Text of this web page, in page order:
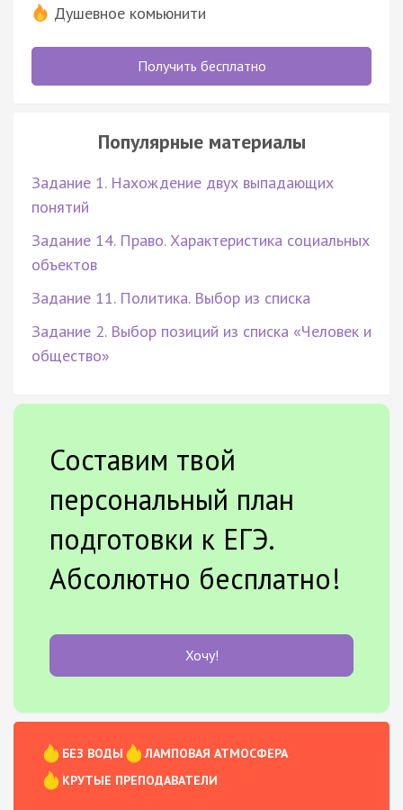
Душевное комьюнити
Получить бесплатно
Популярные материалы
Задание 1. Нахождение двух выпадающих
понятий
Задание 14. Право. Характеристика социальных
объектов
Задание 11. Политика. Выбор из списка
Задание 2. Выбор позиций из списка «Человек и
общество»
Составим твой
персональный план
подготовки к ЕГЭ.
Абсолютно бесплатно!
Хочу!
БЕЗ ВОДЫ
ЛАМПОВАЯ АТМОСФЕРА
КРУТЫЕ ПРЕПОДАВАТЕЛИ